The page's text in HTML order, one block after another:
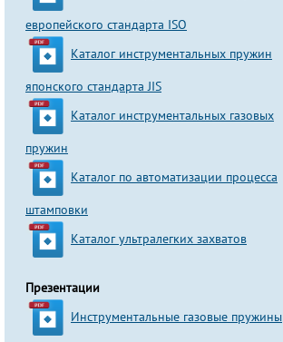
европейского стандарта ISO
Каталог инструментальных пружин
японского стандарта JIS
Каталог инструментальных газовых
пружин
Каталог по автоматизации процесса
штамповки
Каталог ультралегких захватов
Презентации
Инструментальные газовые пружины